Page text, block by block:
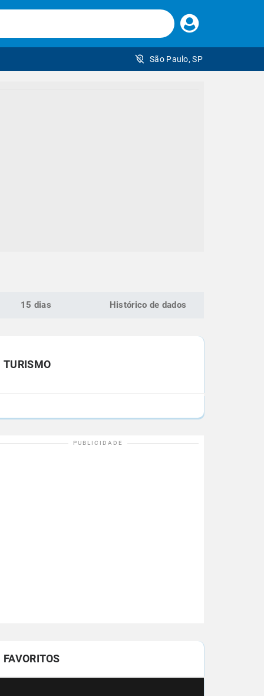
Faça
seu
São Paulo, SP
15 dias Histórico de dados
TURISMO
FAVORITOS